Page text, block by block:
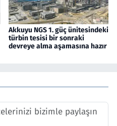
Akkuyu NGS 1. güç ünitesindeki
türbin tesisi bir sonraki
devreye alma aşamasına hazır